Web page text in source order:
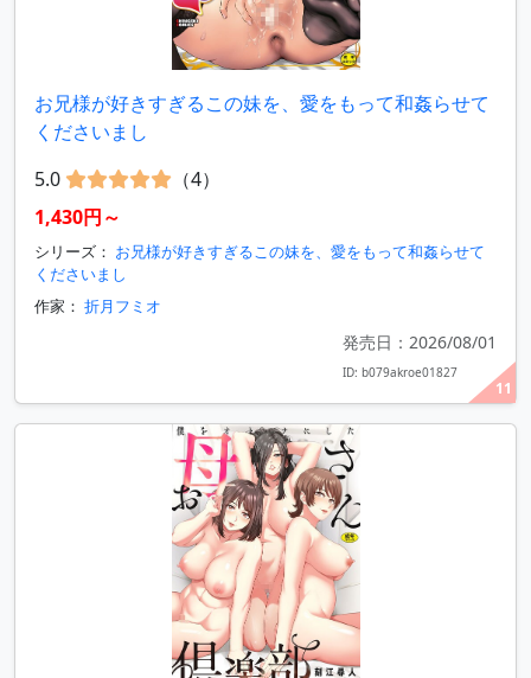
11
お兄様が好きすぎるこの妹を、愛をもって和姦らせて
くださいまし
5.0
（4）
1,430円～
シリーズ： お兄様が好きすぎるこの妹を、愛をもって和姦らせて
くださいまし
作家： 折月フミオ
発売日：2026/08/01
ID: b079akroe01827